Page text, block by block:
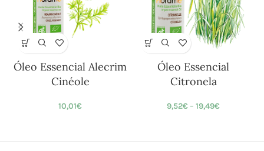
Óleo Essencial Alecrim
Cinéole
10,01€
Óleo Essencial
Citronela
9,52€ – 19,49€